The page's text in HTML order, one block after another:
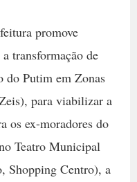
promove
transformação de
do Putim em Zonas
para viabilizar a
os ex-moradores do
Teatro Municipal
Shopping Centro), a